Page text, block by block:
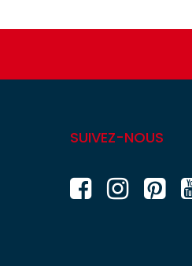
SUIVEZ-NOUS